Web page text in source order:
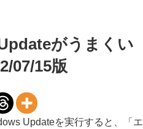
がうまくい
07/15版
Updateを実行すると、「エ